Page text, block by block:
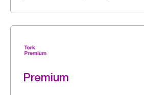
Premium